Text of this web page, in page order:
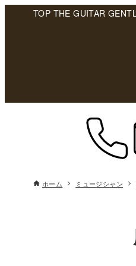
TOP THE GUITAR
ホーム ミュージシャン